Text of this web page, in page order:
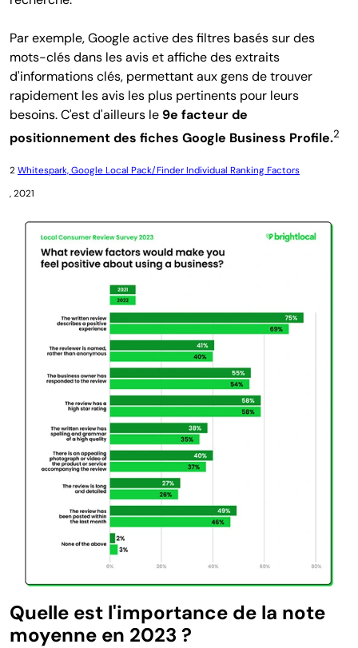
Par exemple, Google active des filtres basés sur des
mots-clés dans les avis et affiche des extraits
d'informations clés, permettant aux gens de trouver
rapidement les avis les plus pertinents pour leurs
besoins. C'est d'ailleurs le 9e facteur de
positionnement des fiches Google Business Profile.2
2Whitespark, Google Local Pack/Finder Individual Ranking Factors
, 2021
Quelle est l'importance de la note
moyenne en 2023 ?